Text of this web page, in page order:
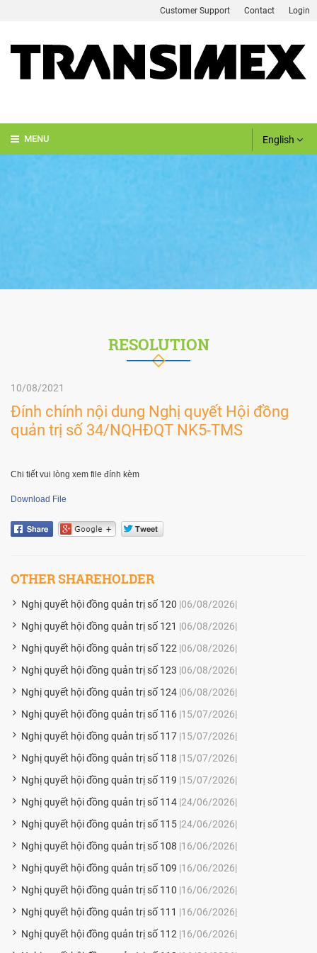
Login
Contact
Customer Support
English
RESOLUTION
10/08/2021
Đính chính nội dung Nghị quyết Hội đồng
quản trị số 34/NQHĐQT NK5-TMS
Chi tiết vui lòng xem file đính kèm
Download File
OTHER SHAREHOLDER
Nghị quyết hội đồng quản trị số 120 |06/08/2026|
Nghị quyết hội đồng quản trị số 121 |06/08/2026|
Nghị quyết hội đồng quản trị số 122 |06/08/2026|
Nghị quyết hội đồng quản trị số 123 |06/08/2026|
Nghị quyết hội đồng quản trị số 124 |06/08/2026|
Nghị quyết hội đồng quản trị số 116 |15/07/2026|
Nghị quyết hội đồng quản trị số 117 |15/07/2026|
Nghị quyết hội đồng quản trị số 118 |15/07/2026|
Nghị quyết hội đồng quản trị số 119 |15/07/2026|
Nghị quyết hội đồng quản trị số 114 |24/06/2026|
Nghị quyết hội đồng quản trị số 115 |24/06/2026|
Nghị quyết hội đồng quản trị số 108 |16/06/2026|
Nghị quyết hội đồng quản trị số 109 |16/06/2026|
Nghị quyết hội đồng quản trị số 110 |16/06/2026|
Nghị quyết hội đồng quản trị số 111 |16/06/2026|
Nghị quyết hội đồng quản trị số 112 |16/06/2026|